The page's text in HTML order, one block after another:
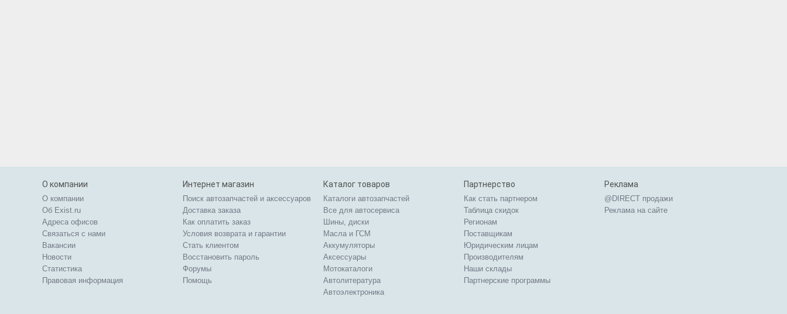
О компании
О компании
Об Exist.ru
Адреса офисов
Связаться с нами
Вакансии
Новости
Статистика
Правовая информация
Интернет магазин
Поиск автозапчастей и аксессуаров
Доставка заказа
Как оплатить заказ
Условия возврата и гарантии
Стать клиентом
Восстановить пароль
Форумы
Помощь
Каталог товаров
Каталоги автозапчастей
Все для автосервиса
Шины, диски
Масла и ГСМ
Аккумуляторы
Аксессуары
Мотокаталоги
Автолитература
Автоэлектроника
Партнерство
Как стать партнером
Таблица скидок
Регионам
Поставщикам
Юридическим лицам
Производителям
Наши склады
Партнерские программы
Реклама
@DIRECT продажи
Реклама на сайте